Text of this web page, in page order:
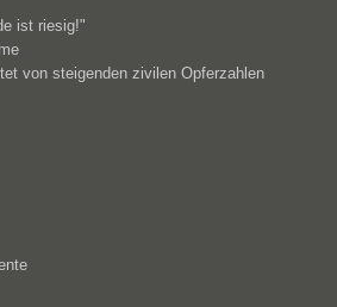
ist riesig!"
von steigenden zivilen Opferzahlen